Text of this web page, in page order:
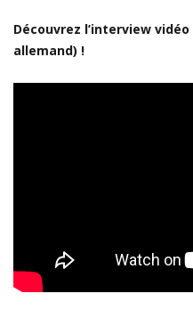
Découvrez l’interview
allemand) !